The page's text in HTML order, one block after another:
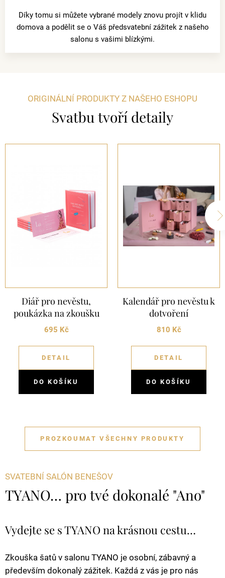
Díky tomu si můžete vybrané modely znovu projít v klidu
domova a podělit se o Váš předsvatební zážitek z našeho
salonu s vašimi blízkými.
ORIGINÁLNÍ PRODUKTY Z NAŠEHO ESHOPU
Svatbu tvoří detaily
Diář pro nevěstu,
poukázka na zkoušku
695 Kč
DETAIL
DO KOŠÍKU
Kalendář pro nevěstu k
dotvoření
810 Kč
DETAIL
DO KOŠÍKU
PROZKOUMAT VŠECHNY PRODUKTY
SVATEBNÍ SALÓN BENEŠOV
TYANO… pro tvé dokonalé "Ano"
Vydejte se s TYANO na krásnou cestu…
Zkouška šatů v salonu TYANO je osobní, zábavný a
především dokonalý zážitek. Každá z vás je pro nás